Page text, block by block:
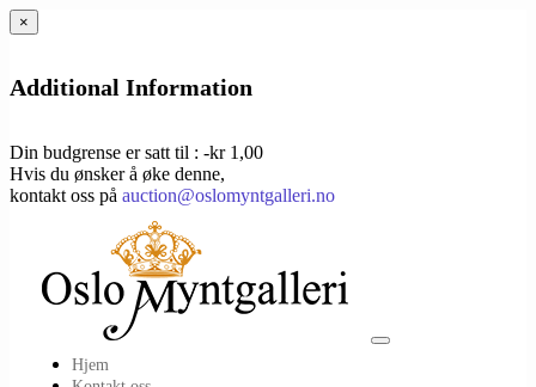
×
Additional Information
Din budgrense er satt til : -kr 1,00
Hvis du ønsker å øke denne,
kontakt oss på auction@oslomyntgalleri.no
Toggle
Hjem